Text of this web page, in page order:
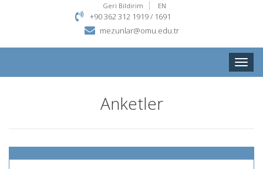
Geri Bildirim
EN
+90 362 312 1919 / 1691
mezunlar@omu.edu.tr
Toggle
Anketler